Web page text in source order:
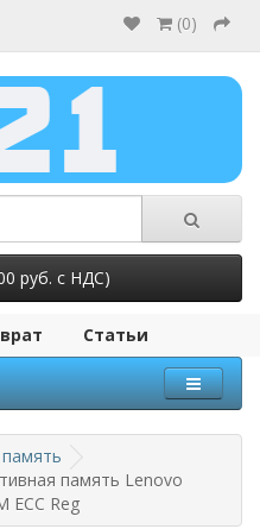
(0)
руб. с НДС)
Статьи
память Lenovo
ECC Reg